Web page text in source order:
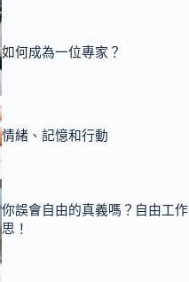
如何成為一位專家？
情緒、記憶和行動
你誤會自由的真義嗎？自由工
思！